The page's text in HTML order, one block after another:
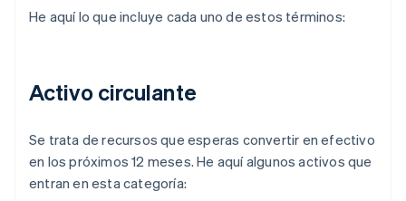
He aquí lo que incluye cada uno de estos términos:
Activo circulante
Se trata de recursos que esperas convertir en efectivo
en los próximos 12 meses. He aquí algunos activos que
entran en esta categoría: